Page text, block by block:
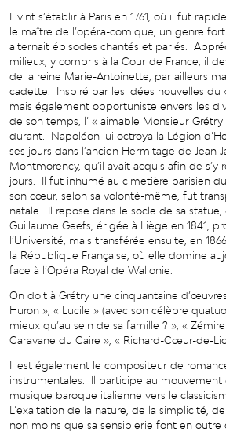
Il vint s’établir à Paris en 1761, où il fut
le maître de l’opéra-comique, un genre
alternait épisodes chantés et parlés.
milieux, y compris à la Cour de France, il
de la reine Marie-Antoinette, par ailleurs
cadette. Inspiré par les idées nouvelles du
mais également opportuniste envers les
de son temps, l’ « aimable Monsieur
durant. Napoléon lui octroya la Légion
ses jours dans l’ancien Hermitage de Jean-
Montmorency, qu’il avait acquis afin de s’y
jours. Il fut inhumé au cimetière parisien du
son cœur, selon sa volonté-même, fut
natale. Il repose dans le socle de sa
Guillaume Geefs, érigée à Liège en 1841,
l’Université, mais transférée ensuite, en
la République Française, où elle domine
face à l’Opéra Royal de Wallonie.
On doit à Grétry une cinquantaine
Huron », « Lucile » (avec son célèbre
mieux qu’au sein de sa famille ? », «
Caravane du Caire », « Richard-Cœur-de-
Il est également le compositeur de
instrumentales. Il participe au mouvement
musique baroque italienne vers le
L’exaltation de la nature, de la simplicité,
non moins que sa sensiblerie font en outre